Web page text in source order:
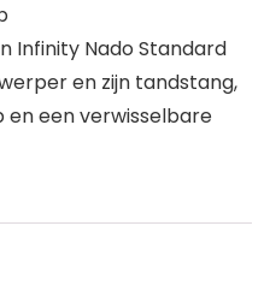
Infinity Nado Standard
en zijn tandstang,
een verwisselbare